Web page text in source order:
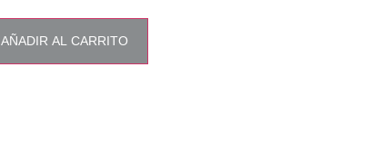
AÑADIR AL CARRITO